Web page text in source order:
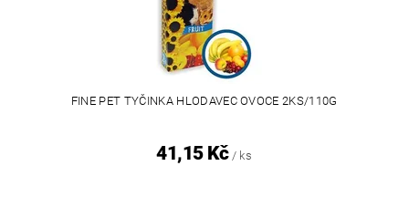
FINE PET TYČINKA HLODAVEC OVOCE 2KS/110G
41,15 Kč / ks